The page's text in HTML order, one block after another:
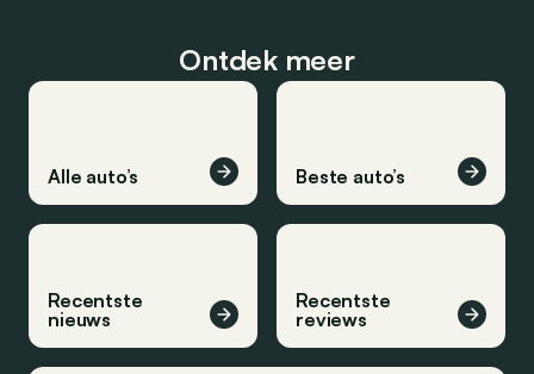
Ontdek meer
Alle auto’s Beste auto’s
Recentste
nieuws
Recentste
reviews